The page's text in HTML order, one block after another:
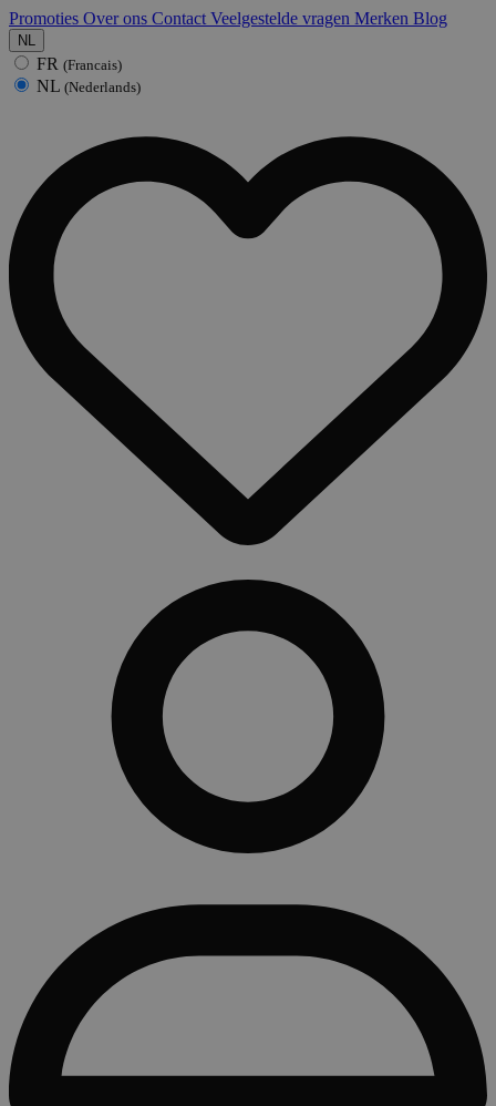
Promoties Over ons Contact Veelgestelde vragen Merken Blog
NL
FR (Francais)
NL (Nederlands)